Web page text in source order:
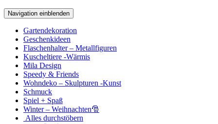
Navigation einblenden
Gartendekoration
Geschenkideen
Flaschenhalter – Metallfiguren
Kuscheltiere -Wärmis
Mila Design
Speedy & Friends
Wohndeko – Skulpturen -Kunst
Schmuck
Spiel + Spaß
Winter – Weihnachten🎅
Alles durchstöbern